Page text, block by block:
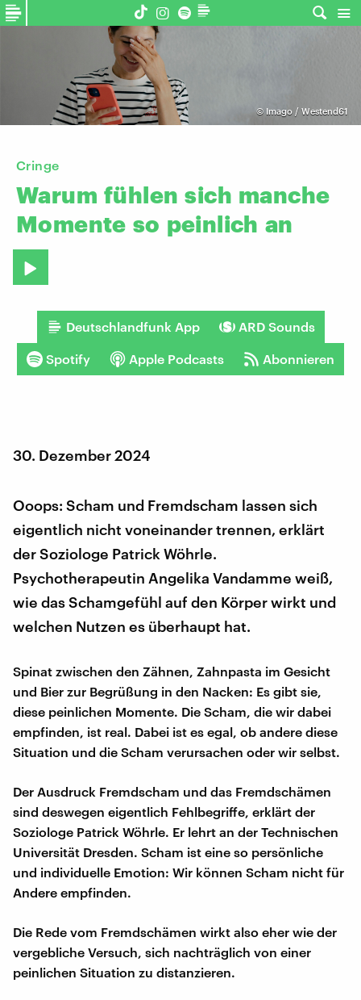
© Imago / Westend61
Cringe
Warum fühlen sich manche
Momente so peinlich an
Deutschlandfunk App ARD Sounds
Spotify Apple Podcasts Abonnieren
30. Dezember 2024
Ooops: Scham und Fremdscham lassen sich
eigentlich nicht voneinander trennen, erklärt
der Soziologe Patrick Wöhrle.
Psychotherapeutin Angelika Vandamme weiß,
wie das Schamgefühl auf den Körper wirkt und
welchen Nutzen es überhaupt hat.
Spinat zwischen den Zähnen, Zahnpasta im Gesicht
und Bier zur Begrüßung in den Nacken: Es gibt sie,
diese peinlichen Momente. Die Scham, die wir dabei
empfinden, ist real. Dabei ist es egal, ob andere diese
Situation und die Scham verursachen oder wir selbst.
Der Ausdruck Fremdscham und das Fremdschämen
sind deswegen eigentlich Fehlbegriffe, erklärt der
Soziologe Patrick Wöhrle. Er lehrt an der Technischen
Universität Dresden. Scham ist eine so persönliche
und individuelle Emotion: Wir können Scham nicht für
Andere empfinden.
Die Rede vom Fremdschämen wirkt also eher wie der
vergebliche Versuch, sich nachträglich von einer
peinlichen Situation zu distanzieren.